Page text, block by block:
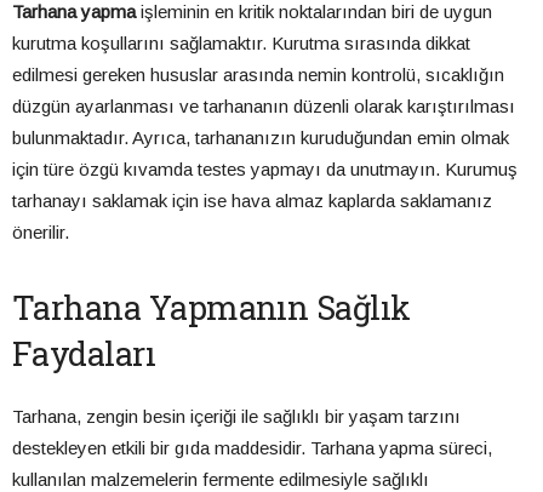
Tarhana yapmaişleminin en kritik noktalarından biri de uygun
kurutma koşullarını sağlamaktır. Kurutma sırasında dikkat
edilmesi gereken hususlar arasında nemin kontrolü, sıcaklığın
düzgün ayarlanması ve tarhananın düzenli olarak karıştırılması
bulunmaktadır. Ayrıca, tarhananızın kuruduğundan emin olmak
için türe özgü kıvamda testes yapmayı da unutmayın. Kurumuş
tarhanayı saklamak için ise hava almaz kaplarda saklamanız
önerilir.
Tarhana Yapmanın Sağlık
Faydaları
Tarhana, zengin besin içeriği ile sağlıklı bir yaşam tarzını
destekleyen etkili bir gıda maddesidir. Tarhana yapma süreci,
kullanılan malzemelerin fermente edilmesiyle sağlıklı